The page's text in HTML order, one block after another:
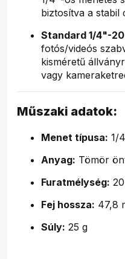
biztosítva a stabil
Standard 1/4"-
fotós/videós
kisméretű
vagy
Műszaki adatok:
Menet típusa: 1/
Anyag: Tömör
Furatmélység:
Fej hossza: 47,8
Súly: 25 g